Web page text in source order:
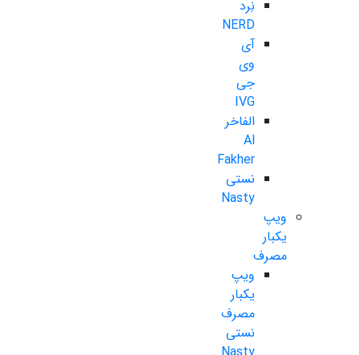
نِرد
NERD
آی
وی
جی
IVG
الفاخر
Al
Fakher
نستی
Nasty
ویپ
یکبار
مصرف
ویپ
یکبار
مصرف
نستی